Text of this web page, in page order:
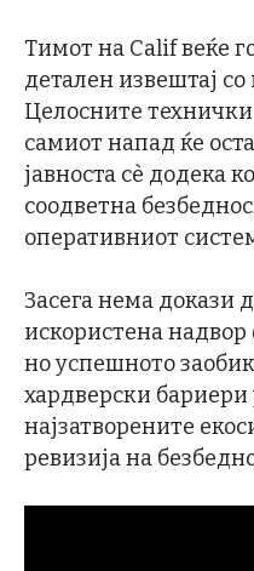
Тимот на Calif веќе
детален извештај
Целосните
самиот напад ќе
јавноста сè додека
соодветна
оперативниот
Засега нема докази
искористена
но успешното
хардверски
најзатворените
ревизија на